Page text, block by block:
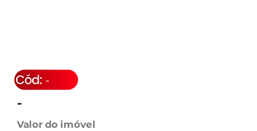
-
Valor do imóvel
-